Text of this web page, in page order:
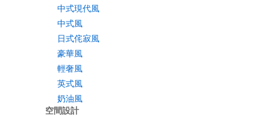
中式現代風
中式風
日式侘寂風
豪華風
輕奢風
英式風
奶油風
空間設計